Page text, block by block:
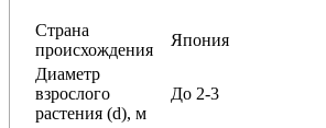
Страна
происхождения
Япония
Диаметр
взрослого
растения (d), м
До 2-3